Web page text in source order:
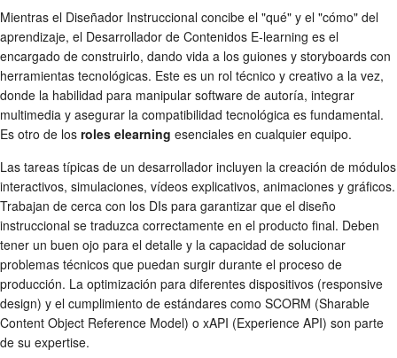
Mientras el Diseñador Instruccional concibe el "qué" y el "cómo" del
aprendizaje, el Desarrollador de Contenidos E-learning es el
encargado de construirlo, dando vida a los guiones y storyboards con
herramientas tecnológicas. Este es un rol técnico y creativo a la vez,
donde la habilidad para manipular software de autoría, integrar
multimedia y asegurar la compatibilidad tecnológica es fundamental.
Es otro de los roles elearning esenciales en cualquier equipo.
Las tareas típicas de un desarrollador incluyen la creación de módulos
interactivos, simulaciones, vídeos explicativos, animaciones y gráficos.
Trabajan de cerca con los DIs para garantizar que el diseño
instruccional se traduzca correctamente en el producto final. Deben
tener un buen ojo para el detalle y la capacidad de solucionar
problemas técnicos que puedan surgir durante el proceso de
producción. La optimización para diferentes dispositivos (responsive
design) y el cumplimiento de estándares como SCORM (Sharable
Content Object Reference Model) o xAPI (Experience API) son parte
de su expertise.